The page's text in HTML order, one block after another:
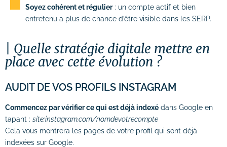
Soyez cohérent et régulier: un compte actif et bien
entretenu a plus de chance d’être visible dans les SERP.
Quelle stratégie digitale mettre en
place avec cette évolution ?
AUDIT DE VOS PROFILS INSTAGRAM
Commencez par vérifier ce qui est déjà indexé dans Google en
tapant : site:instagram.com/nomdevotrecompte
Cela vous montrera les pages de votre profil qui sont déjà
indexées sur Google.